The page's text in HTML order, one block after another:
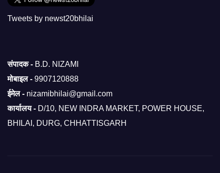
Tweets by newst20bhilai
संपादक - B.D. NIZAMI
मोबाइल - 9907120888
ईमेल - nizamibhilai@gmail.com
कार्यालय - D/10, NEW INDRA MARKET, POWER HOUSE,
BHILAI, DURG, CHHATTISGARH